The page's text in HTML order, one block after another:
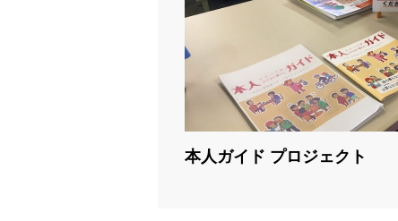
本人ガイド プロジェクト